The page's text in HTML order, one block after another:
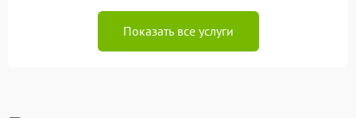
Показать все услуги